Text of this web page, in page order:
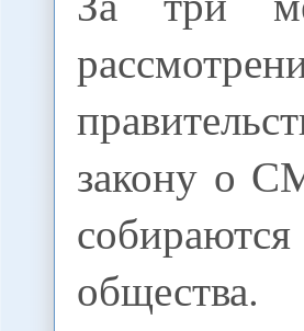
закону о